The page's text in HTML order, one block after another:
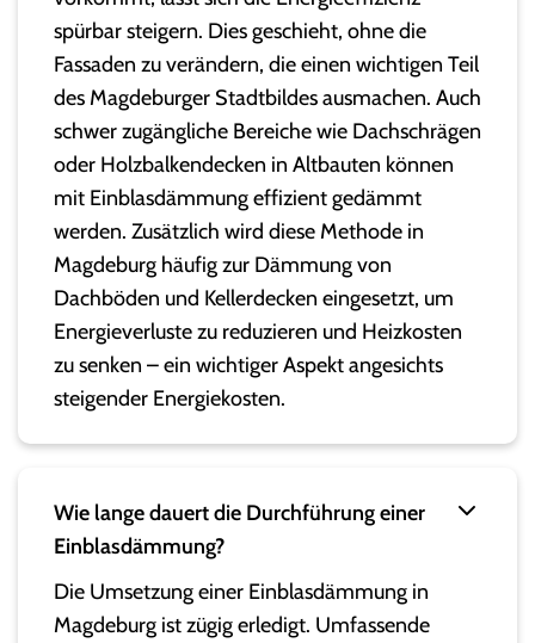
spürbar steigern. Dies geschieht, ohne die
Fassaden zu verändern, die einen wichtigen Teil
des Magdeburger Stadtbildes ausmachen. Auch
schwer zugängliche Bereiche wie Dachschrägen
oder Holzbalkendecken in Altbauten können
mit Einblasdämmung effizient gedämmt
werden. Zusätzlich wird diese Methode in
Magdeburg häufig zur Dämmung von
Dachböden und Kellerdecken eingesetzt, um
Energieverluste zu reduzieren und Heizkosten
zu senken – ein wichtiger Aspekt angesichts
steigender Energiekosten.
Wie lange dauert die Durchführung einer
Einblasdämmung?
Die Umsetzung einer Einblasdämmung in
Magdeburg ist zügig erledigt. Umfassende